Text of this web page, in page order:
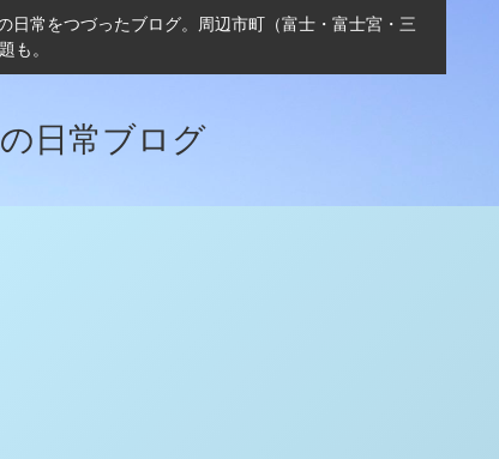
日常をつづったブログ。周辺市町（富士・富士宮・三
も。
日常ブログ